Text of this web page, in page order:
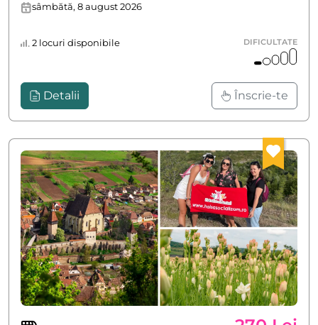
sâmbătă, 8 august 2026
2 locuri disponibile DIFICULTATE
Detalii Înscrie-te